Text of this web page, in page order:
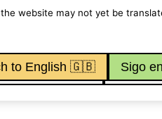
website may not yet be
to English 🇬🇧 Sigo